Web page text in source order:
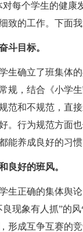
每个学生的健
致的工作。下面
目标。
确立了班集体的
规，结合《小学
范和不规范，直
。行为规范方面
能养成良好的习惯
好的班风。
正确的集体舆论
现象有人抓”的
形成互争互赛的